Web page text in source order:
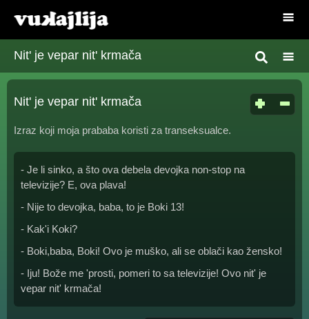
Nit' je vepar nit' krmača
Nit' je vepar nit' krmača
Izraz koji moja prababa koristi za transeksualce.
- Je li sinko, a što ova debela devojka non-stop na
televizije? E, ova plava!
- Nije to devojka, baba, to je Boki 13!
- Kak'i Koki?
- Boki,baba, Boki! Ovo je muško, ali se oblači kao žensko!
- Iju! Bože me 'prosti, pomeri to sa televizije! Ovo nit' je
vepar nit' krmača!